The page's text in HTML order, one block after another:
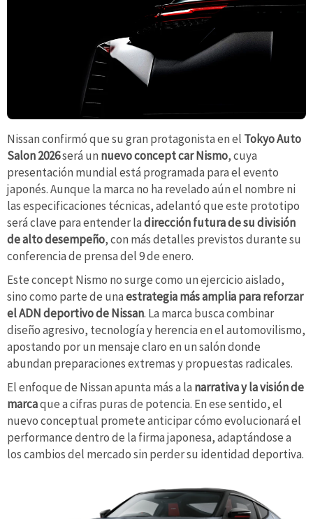
Nissan confirmó que su gran protagonista en el Tokyo Auto
Salon 2026será un nuevo concept car Nismo, cuya
presentación mundial está programada para el evento
japonés. Aunque la marca no ha revelado aún el nombre ni
las especificaciones técnicas, adelantó que este prototipo
será clave para entender ladirección futura de su división
de alto desempeño, con más detalles previstos durante su
conferencia de prensa del 9 de enero.
Este concept Nismo no surge como un ejercicio aislado,
sino como parte de unaestrategia más amplia para reforzar
el ADN deportivo de Nissan. La marca busca combinar
diseño agresivo, tecnología y herencia en el automovilismo,
apostando por un mensaje claro en un salón donde
abundan preparaciones extremas y propuestas radicales.
El enfoque de Nissan apunta más a la narrativa y la visión de
marcaque a cifras puras de potencia. En ese sentido, el
nuevo conceptual promete anticipar cómo evolucionará el
performance dentro de la firma japonesa, adaptándose a
los cambios del mercado sin perder su identidad deportiva.